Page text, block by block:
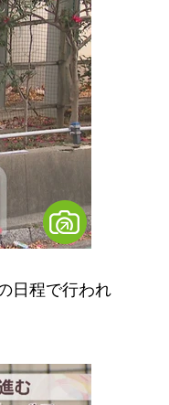
日程で行われ